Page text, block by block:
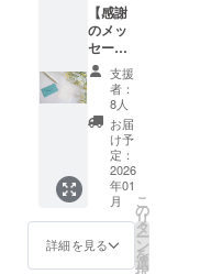
【感謝
のメッ
セー
ジ】 学
生ス
タッフ
より心
を込め
てメッ
セージ
をお送
りいた
しま
す！ ※
メッ
支援
者：
8人
お届
け予
定：
2026
年01
月
詳細を見る
こ
の
リ
タ
ー
ン
を
選